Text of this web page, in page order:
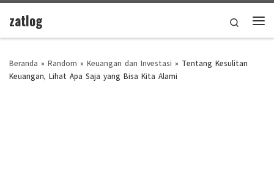
Skip to content
zatlog Search
Beranda » Random » Keuangan dan Investasi » Tentang Kesulitan
Keuangan, Lihat Apa Saja yang Bisa Kita Alami